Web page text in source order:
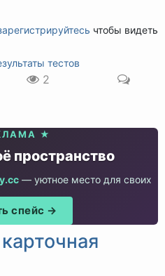
чтобы видеть
тестов
2
★
пространство
— уютное место для своих
спейс →